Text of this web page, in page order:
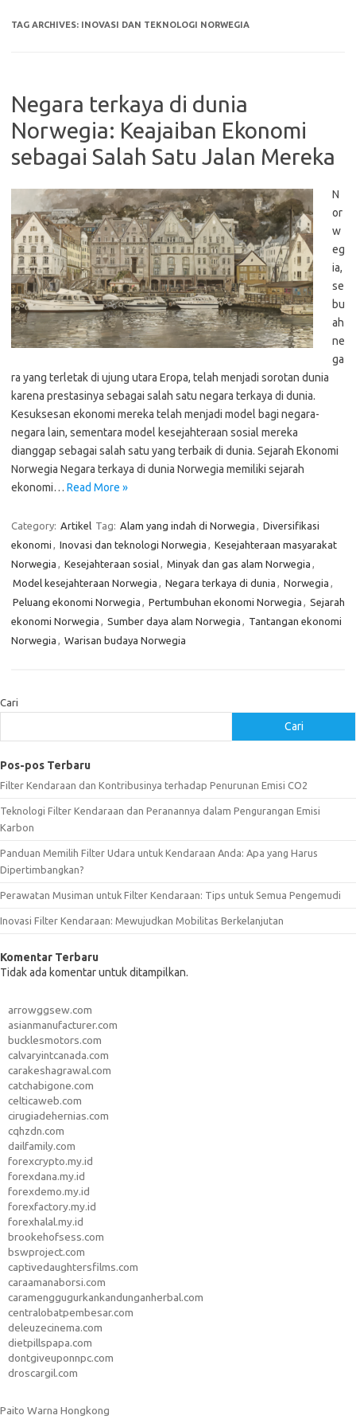
TAG ARCHIVES: INOVASI DAN TEKNOLOGI NORWEGIA
Negara terkaya di dunia
Norwegia: Keajaiban Ekonomi
sebagai Salah Satu Jalan Mereka
N
or
w
eg
ia,
se
bu
ah
ne
ga
ra yang terletak di ujung utara Eropa, telah menjadi sorotan dunia
karena prestasinya sebagai salah satu negara terkaya di dunia.
Kesuksesan ekonomi mereka telah menjadi model bagi negara-
negara lain, sementara model kesejahteraan sosial mereka
dianggap sebagai salah satu yang terbaik di dunia. Sejarah Ekonomi
Norwegia Negara terkaya di dunia Norwegia memiliki sejarah
ekonomi… Read More »
Category: Artikel Tag: Alam yang indah di Norwegia , Diversifikasi
ekonomi , Inovasi dan teknologi Norwegia , Kesejahteraan masyarakat
Norwegia , Kesejahteraan sosial, Minyak dan gas alam Norwegia ,
Model kesejahteraan Norwegia , Negara terkaya di dunia , Norwegia ,
Peluang ekonomi Norwegia , Pertumbuhan ekonomi Norwegia , Sejarah
ekonomi Norwegia , Sumber daya alam Norwegia , Tantangan ekonomi
Norwegia , Warisan budaya Norwegia
Cari
Cari
Pos-pos Terbaru
Filter Kendaraan dan Kontribusinya terhadap Penurunan Emisi CO2
Teknologi Filter Kendaraan dan Peranannya dalam Pengurangan Emisi
Karbon
Panduan Memilih Filter Udara untuk Kendaraan Anda: Apa yang Harus
Dipertimbangkan?
Perawatan Musiman untuk Filter Kendaraan: Tips untuk Semua Pengemudi
Inovasi Filter Kendaraan: Mewujudkan Mobilitas Berkelanjutan
Komentar Terbaru
Tidak ada komentar untuk ditampilkan.
arrowggsew.com
asianmanufacturer.com
bucklesmotors.com
calvaryintcanada.com
carakeshagrawal.com
catchabigone.com
celticaweb.com
cirugiadehernias.com
cqhzdn.com
dailfamily.com
forexcrypto.my.id
forexdana.my.id
forexdemo.my.id
forexfactory.my.id
forexhalal.my.id
brookehofsess.com
bswproject.com
captivedaughtersfilms.com
caraamanaborsi.com
caramenggugurkankandunganherbal.com
centralobatpembesar.com
deleuzecinema.com
dietpillspapa.com
dontgiveuponnpc.com
droscargil.com
Paito Warna Hongkong